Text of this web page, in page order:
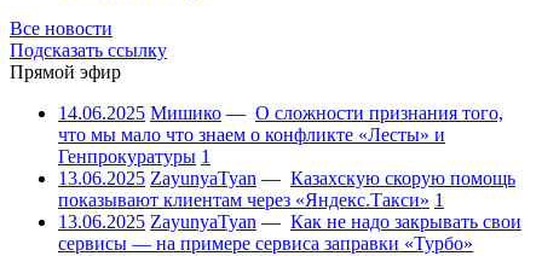
Все новости
Подсказать ссылку
Прямой эфир
14.06.2025 Мишико — О сложности признания того,
что мы мало что знаем о конфликте «Лесты» и
Генпрокуратуры 1
13.06.2025 ZayunyaTyan — Казахскую скорую помощь
показывают клиентам через «Яндекс.Такси» 1
13.06.2025 ZayunyaTyan — Как не надо закрывать свои
сервисы — на примере сервиса заправки «Турбо»